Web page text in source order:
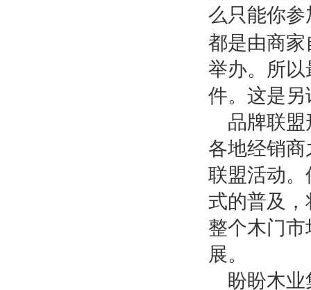
么只能你参
都是由商
举办。所
件。这是另
品牌联
各地经销
联盟活动。
式的普及
整个木门
展。
盼盼木